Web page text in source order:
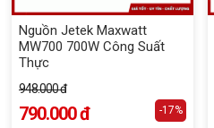
Nguồn Jetek Maxwatt
MW700 700W Công Suất
Thực
948.000 đ
790.000 đ -17%